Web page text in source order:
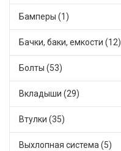
Бамперы (1)
Бачки, баки, емкости (12)
Болты (53)
Вкладыши (29)
Втулки (35)
Выхлопная система (5)